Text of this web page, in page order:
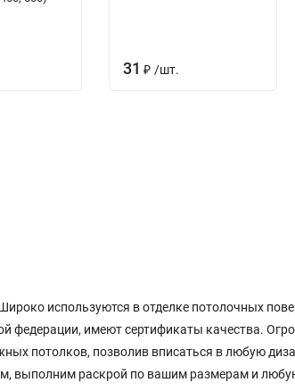
31 ₽ /шт.
используются вотделке потолочных
федерации, имеютсертификаты качества.
потолков, позволив вписаться влюбую
, выполним раскрой по вашим размерам и